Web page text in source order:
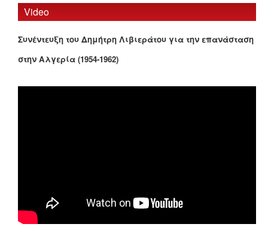
Video
Συνέντευξη του Δημήτρη Λιβιεράτου για την επανάσταση
στην Αλγερία (1954-1962)